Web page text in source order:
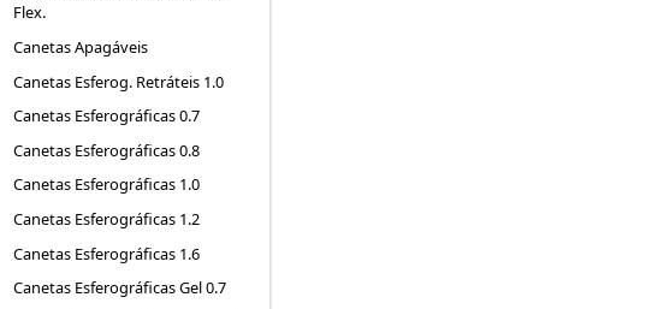
Flex.
Canetas Apagáveis
Canetas Esferog. Retráteis 1.0
Canetas Esferográficas 0.7
Canetas Esferográficas 0.8
Canetas Esferográficas 1.0
Canetas Esferográficas 1.2
Canetas Esferográficas 1.6
Canetas Esferográficas Gel 0.7